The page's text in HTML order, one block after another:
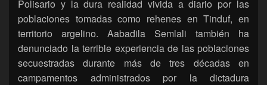
Polisario y la dura realidad vivida a diario por las
poblaciones tomadas como rehenes en Tinduf, en
territorio argelino. Aabadila Semlali también ha
denunciado la terrible experiencia de las poblaciones
secuestradas durante más de tres décadas en
campamentos administrados por la dictadura